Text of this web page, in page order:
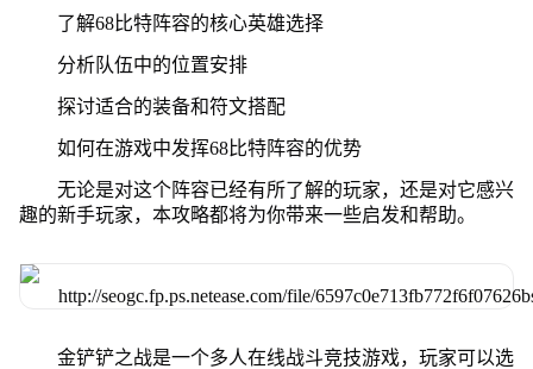
了解68比特阵容的核心英雄选择
分析队伍中的位置安排
探讨适合的装备和符文搭配
如何在游戏中发挥68比特阵容的优势
无论是对这个阵容已经有所了解的玩家，还是对它感兴
趣的新手玩家，本攻略都将为你带来一些启发和帮助。
金铲铲之战是一个多人在线战斗竞技游戏，玩家可以选